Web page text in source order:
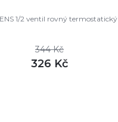
1/2 ventil rovný termostatický
344 Kč
326 Kč